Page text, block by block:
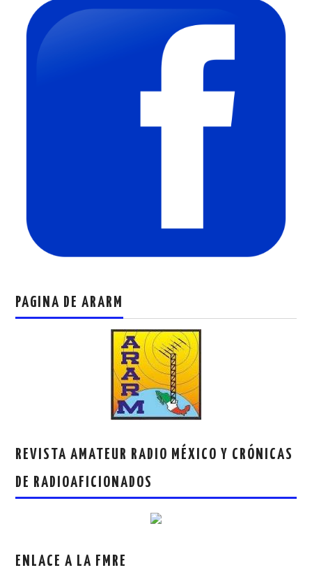
PAGINA DE ARARM
REVISTA AMATEUR RADIO MÉXICO Y CRÓNICAS
DE RADIOAFICIONADOS
ENLACE A LA FMRE